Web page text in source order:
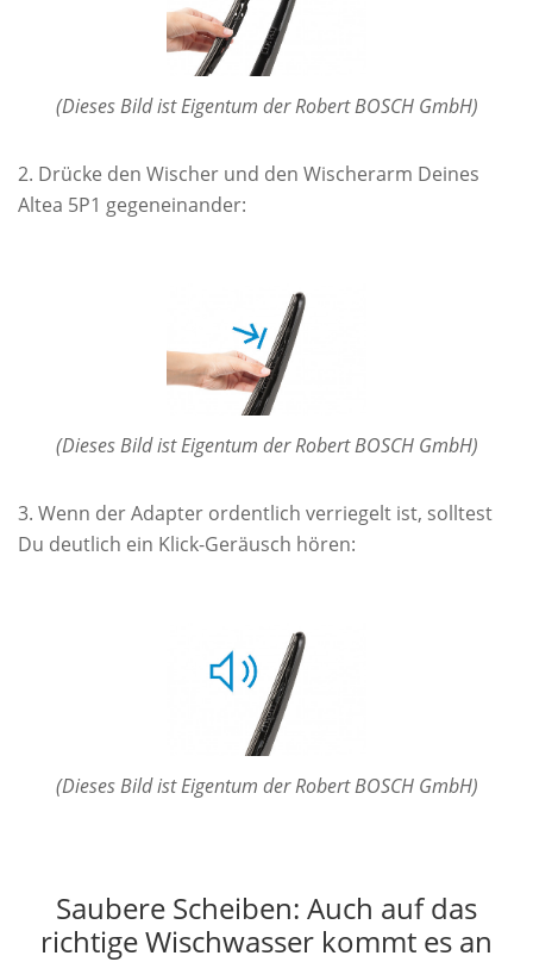
(Dieses Bild ist Eigentum der Robert BOSCH GmbH)
Drücke den Wischer und den Wischerarm Deines
Altea 5P1 gegeneinander:
(Dieses Bild ist Eigentum der Robert BOSCH GmbH)
Wenn der Adapter ordentlich verriegelt ist, solltest
Du deutlich ein Klick-Geräusch hören:
(Dieses Bild ist Eigentum der Robert BOSCH GmbH)
Saubere Scheiben: Auch auf das
richtige Wischwasser kommt es an